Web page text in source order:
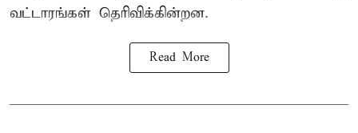
வட்டாரங்கள் தெரிவிக்கின்றன.
Read More